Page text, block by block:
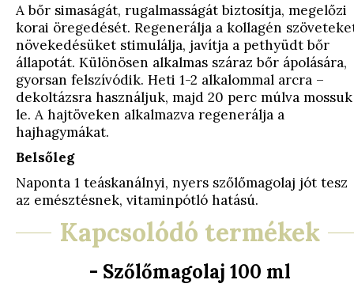
A bőr simaságát, rugalmasságát biztosítja, megelőzi
korai öregedését. Regenerálja a kollagén
növekedésüket stimulálja, javítja a pethyüdt bőr
állapotát. Különösen alkalmas száraz bőr ápolására,
gyorsan felszívódik. Heti 1-2 alkalommal arcra –
dekoltázsra használjuk, majd 20 perc múlva mossuk
le. A hajtöveken alkalmazva regenerálja a
hajhagymákat.
Belsőleg
Naponta 1 teáskanálnyi, nyers szőlőmagolaj jót tesz
az emésztésnek, vitaminpótló hatású.
Kapcsolódó termékek
- Szőlőmagolaj 100 ml